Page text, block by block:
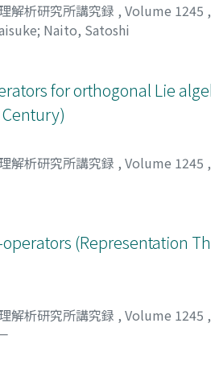
解析研究所講究録 , Volume 1245 ,
; Naito, Satoshi
for orthogonal Lie
解析研究所講究録 , Volume 1245 ,
(Representation
解析研究所講究録 , Volume 1245 ,